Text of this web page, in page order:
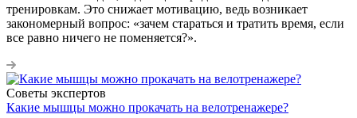
тренировкам. Это снижает мотивацию, ведь возникает
закономерный вопрос: «зачем стараться и тратить время, если
все равно ничего не поменяется?».
Советы экспертов
Какие мышцы можно прокачать на велотренажере?